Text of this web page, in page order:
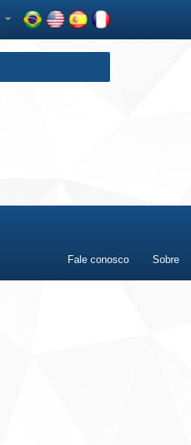
Fale conosco Sobre